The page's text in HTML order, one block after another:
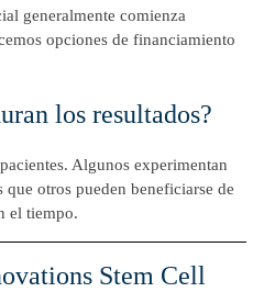
generalmente comienza
opciones de financiamiento
los resultados?
Algunos experimentan
que otros pueden beneficiarse de
el tiempo.
Stem Cell